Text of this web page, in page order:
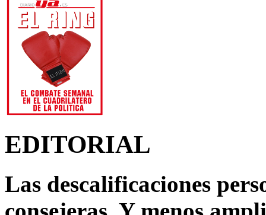
EDITORIAL
Las descalificaciones